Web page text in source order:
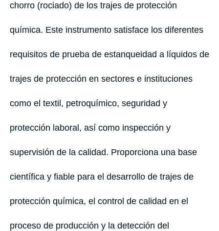
chorro (rociado) de los trajes de protección
química. Este instrumento satisface los diferentes
requisitos de prueba de estanqueidad a líquidos de
trajes de protección en sectores e instituciones
como el textil, petroquímico, seguridad y
protección laboral, así como inspección y
supervisión de la calidad. Proporciona una base
científica y fiable para el desarrollo de trajes de
protección química, el control de calidad en el
proceso de producción y la detección del